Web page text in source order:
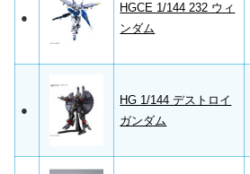
●
HGCE 1/144 232 ウィ
ンダム
●
HG 1/144 デストロイ
ガンダム